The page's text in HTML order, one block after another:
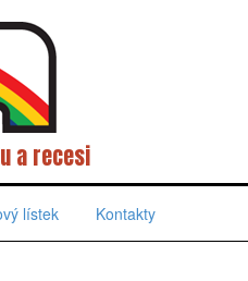
a recesi
lístek Kontakty